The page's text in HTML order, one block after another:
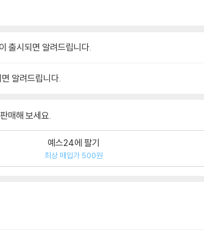
출시되면 알려드립니다.
알려드립니다.
매해 보세요.
예스24에 팔기
최상 매입가 500원